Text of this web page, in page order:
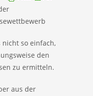
nicht so einfach,
den
zu ermitteln.
aus der